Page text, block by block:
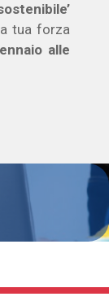
tua forza
alle